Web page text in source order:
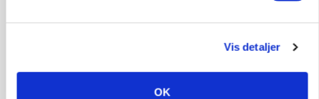
Vis detaljer
OK
Grisebestanden stiger trods svagere